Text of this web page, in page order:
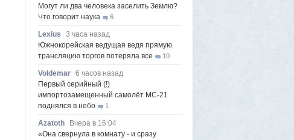
Могут ли два человека заселить Землю?
Что говорит наука
6
Lexius
3 часа назад
Южнокорейская ведущая ведя прямую
трансляцию торгов потеряла все
10
Voldemar 6 часов назад
Первый серийный (!)
импортозамещенный самолёт МС-21
поднялся в небо
1
Azatoth
Вчера в 16:04
«Она свернула в комнату - и сразу